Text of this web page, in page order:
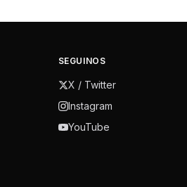
SEGUINOS
X / Twitter
Instagram
YouTube